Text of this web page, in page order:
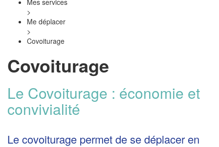
Mes services
>
Me déplacer
>
Covoiturage
Covoiturage
Le Covoiturage : économie et
convivialité
Le covoiturage permet de se déplacer en